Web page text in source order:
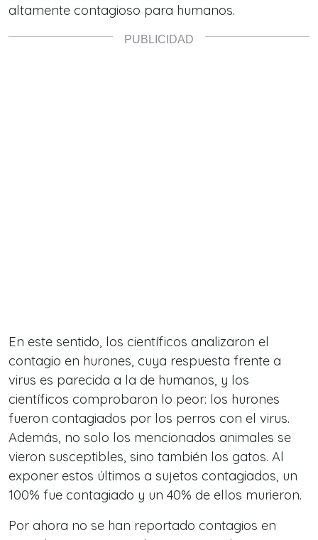
altamente contagioso para humanos.
En este sentido, los científicos analizaron el
contagio en hurones, cuya respuesta frente a
virus es parecida a la de humanos, y los
científicos comprobaron lo peor: los hurones
fueron contagiados por los perros con el virus.
Además, no solo los mencionados animales se
vieron susceptibles, sino también los gatos. Al
exponer estos últimos a sujetos contagiados, un
100% fue contagiado y un 40% de ellos murieron.
Por ahora no se han reportado contagios en